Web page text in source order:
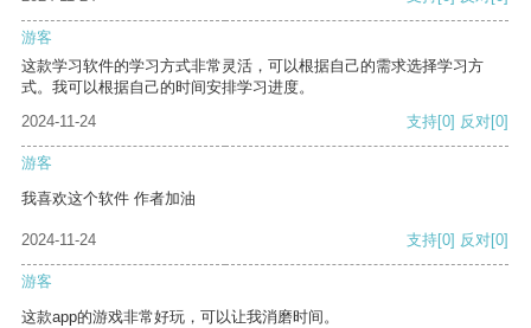
游客
这款学习软件的学习方式非常灵活，可以根据自己的需求选择学习方
式。我可以根据自己的时间安排学习进度。
2024-11-24
支持[0] 反对[0]
游客
我喜欢这个软件 作者加油
2024-11-24 支持[0] 反对[0]
游客
这款app的游戏非常好玩，可以让我消磨时间。